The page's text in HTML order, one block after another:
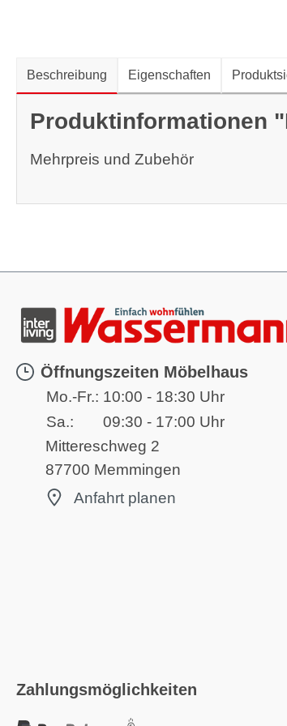
Beschreibung Eigenschaften
Produktinformationen
Mehrpreis und Zubehör
Öffnungszeiten Möbelhaus
Mo.-Fr.: 10:00 - 18:30 Uhr
Sa.:
09:30 - 17:00 Uhr
Mittereschweg 2
87700 Memmingen
Anfahrt planen
Zahlungsmöglichkeiten